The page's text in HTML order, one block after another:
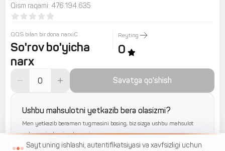
Qism raqami: 476.194.635
QQS bilan bir dona narxiС
So'rov bo'yicha
narx
Reyting
0
Savatga qo'shish
Ushbu mahsulotni yetkazib bera olasizmi?
Men yetkazib beraman tugmasini bosing, biz sizga ushbu mahsulot
uchun arizalarni yuboramiz
Yetkazib beraman
Sayt uning ishlashi, autentifikatsiyasi va xavfsizligi uchun